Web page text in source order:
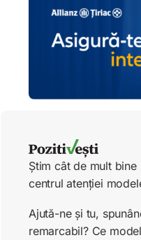
Știm cât de mult
centrul atenției
Ajută-ne și tu,
remarcabil? Ce